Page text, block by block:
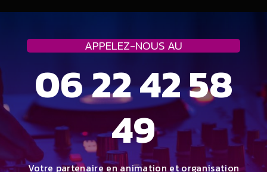
APPELEZ-NOUS AU
06 22 42 58
49
Votre partenaire en animation et organisation